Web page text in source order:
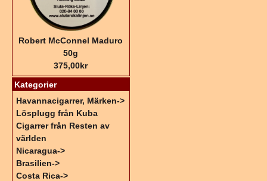
Robert McConnel Maduro
50g
375,00kr
Kategorier
Havannacigarrer, Märken->
Lösplugg från Kuba
Cigarrer från Resten av
världen
Nicaragua->
Brasilien->
Costa Rica->